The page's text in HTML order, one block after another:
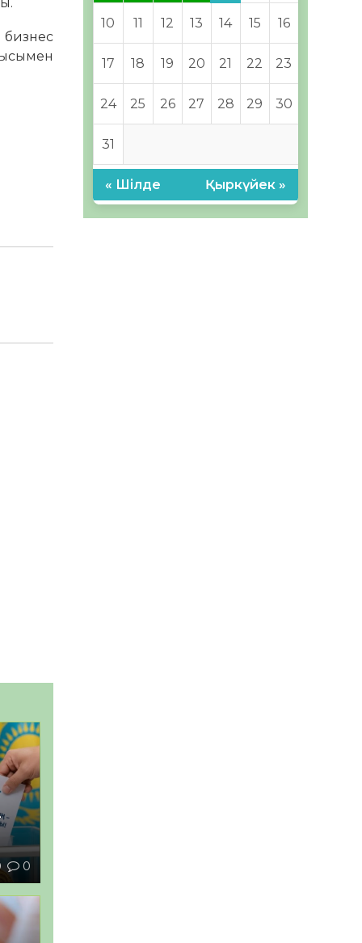
бизнес
0
10 11 12 13 14 15 16
17 18 19 20 21 22 23
24 25 26 27 28 29 30
31
« Шілде Қыркүйек »